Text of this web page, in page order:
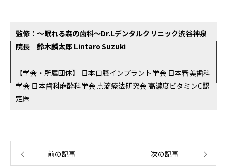
監修：～眠れる森の歯科～Dr.Lデンタルクリニック渋谷神泉
院長 鈴木麟太郎 Lintaro Suzuki
【学会・所属団体】 日本口腔インプラント学会 日本審美歯科
学会 日本歯科麻酔科学会 点滴療法研究会 高濃度ビタミンC認
定医
前の記事 次の記事